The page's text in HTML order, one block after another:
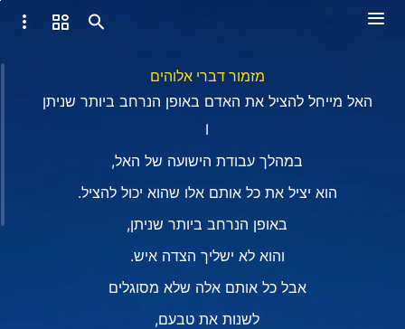
מזמור דברי אלוהים
האל מייחל להציל את האדם באופן הנרחב ביותר שניתן
I
במהלך עבודת הישועה של האל,
הוא יציל את כל אותם אלו שהוא יכול להציל.
באופן הנרחב ביותר שניתן,
והוא לא ישליך הצדה איש.
אבל כל אותם אלה שלא מסוגלים
לשנות את טבעם,